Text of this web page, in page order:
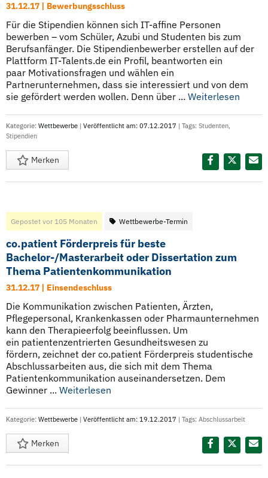
31.12.17 | Bewerbungsschluss
Für die Stipendien können sich IT-affine Personen
bewerben – vom Schüler, Azubi und Studenten bis zum
Berufsanfänger. Die Stipendienbewerber erstellen auf der
Plattform IT-Talents.de ein Profil, beantworten ein
paar Motivationsfragen und wählen ein
Partnerunternehmen, dass sie interessiert und von dem
sie gefördert werden wollen. Denn über ... Weiterlesen
Kategorie: Wettbewerbe | Veröffentlicht am: 07.12.2017 | Tags: Studenten,
Stipendien
Merken
Gepostet vor 105 Monaten Wettbewerbe-Termin
co.patient Förderpreis für beste
Bachelor-/Masterarbeit oder Dissertation zum
Thema Patientenkommunikation
31.12.17 | Einsendeschluss
Die Kommunikation zwischen Patienten, Ärzten,
Pflegepersonal, Krankenkassen oder Pharmaunternehmen
kann den Therapieerfolg beeinflussen. Um
ein patientenzentrierten Gesundheitswesen zu
fördern, zeichnet der co.patient Förderpreis studentische
Abschlussarbeiten aus, die sich mit dem Thema
Patientenkommunikation auseinandersetzen. Dem
Gewinner ... Weiterlesen
Kategorie: Wettbewerbe | Veröffentlicht am: 19.12.2017 | Tags: Abschlussarbeit
Merken